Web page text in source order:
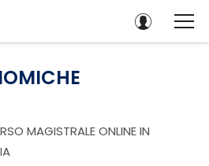
MAGISTRALE ONLINE IN